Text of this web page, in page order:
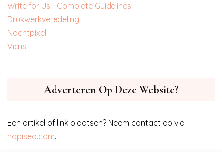
Write for Us - Complete Guidelines
‎Drukwerkveredeling
‎Nachtpixel
‎Vialis
Adverteren Op Deze Website?
Een artikel of link plaatsen? Neem contact op via
napiseo.com.